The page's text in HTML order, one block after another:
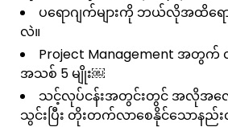
ပရောဂျက်များကို ဘယ်လိုအထိရေ
လဲ။
Project Management အတွ
အသစ် 5 မျိုး￼
သင့်လုပ်ငန်းအတွင်းတွင် အလိုအ
သွင်းပြီး တိုးတက်လာစေနိုင်သောနည်း